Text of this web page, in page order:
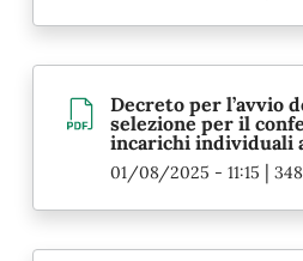
Decreto per l’avvio
selezione per il
incarichi individuali
01/08/2025 - 11:15 |